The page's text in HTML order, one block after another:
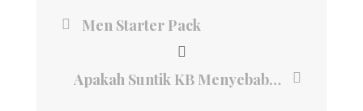
Men Starter Pack
Apakah Suntik KB Menyebabkan Rahim Kering?